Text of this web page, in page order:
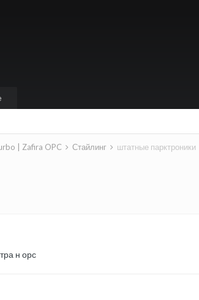
| Zafira OPC Стайлинг штатные парктроники
н орс